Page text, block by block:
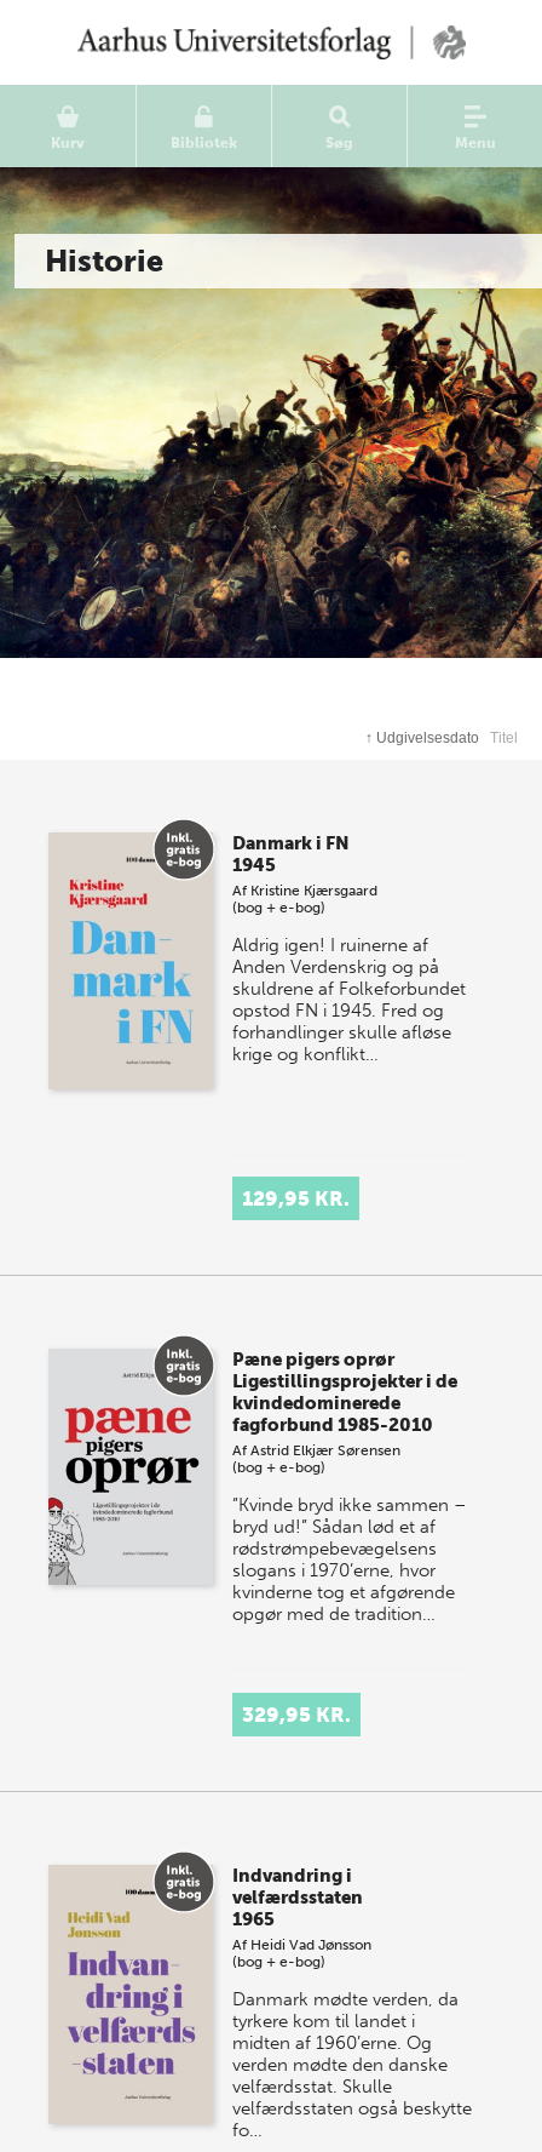
Kurv Bibliotek Søg Menu
Historie
↑ Udgivelsesdato Titel
Danmark i FN
1945
Af Kristine Kjærsgaard
(bog + e-bog)
Aldrig igen! I ruinerne af
Anden Verdenskrig og på
skuldrene af Folkeforbundet
opstod FN i 1945. Fred og
forhandlinger skulle afløse
krige og konflikt…
129,95 KR.
Pæne pigers oprør
Ligestillingsprojekter i de
kvindedominerede
fagforbund 1985-2010
AfAstrid Elkjær Sørensen
(bog + e-bog)
”Kvinde bryd ikke sammen –
bryd ud!” Sådan lød et af
rødstrømpebevægelsens
slogans i 1970’erne, hvor
kvinderne tog et afgørende
opgør med de tradition…
329,95 KR.
Indvandring i
velfærdsstaten
1965
Af Heidi Vad Jønsson
(bog + e-bog)
Danmark mødte verden, da
tyrkere kom til landet i
midten af 1960’erne. Og
verden mødte den danske
velfærdsstat. Skulle
velfærdsstaten også beskytte
fo…